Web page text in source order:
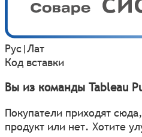
Рус|Лат
Код вставки
Вы из команды Tableau
Покупатели приходят
продукт или нет. Хотите